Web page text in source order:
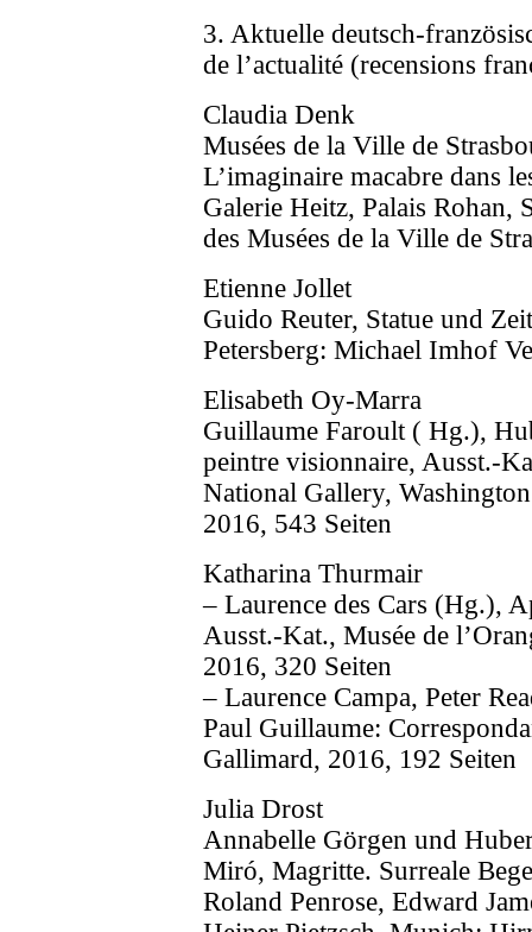
3. Aktuelle deutsch-
de l’actualité (recensions
Claudia Denk
Musées de la Ville de
L’imaginaire macabre dans
Galerie Heitz, Palais Rohan,
des Musées de la Ville de
Etienne Jollet
Guido Reuter, Statue und
Petersberg: Michael Imhof
Elisabeth Oy-Marra
Guillaume Faroult ( Hg.),
peintre visionnaire, Ausst.-
National Gallery,
2016, 543 Seiten
Katharina Thurmair
– Laurence des Cars (Hg.),
Ausst.-Kat., Musée de
2016, 320 Seiten
– Laurence Campa, Peter
Paul Guillaume:
Gallimard, 2016, 192 Seiten
Julia Drost
Annabelle Görgen und
Miró, Magritte. Surreale
Roland Penrose, Edward